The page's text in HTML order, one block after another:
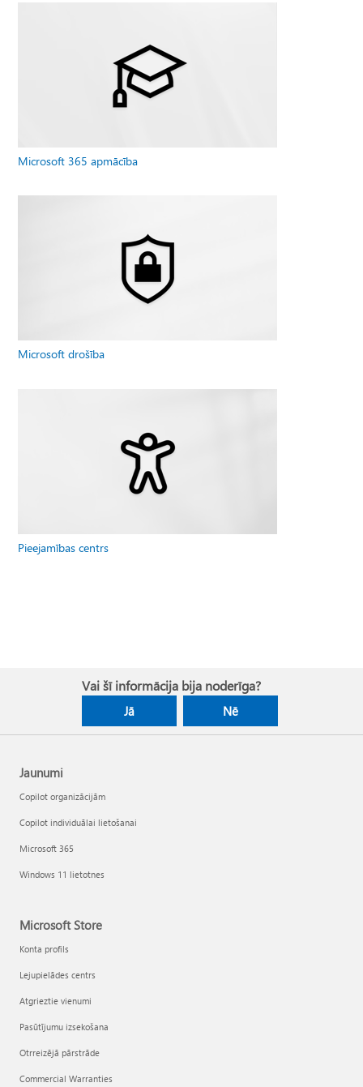
Microsoft 365 apmācība
Microsoft drošība
Pieejamības centrs
Vai šī informācija bija noderīga?
Jā Nē
Jaunumi
Copilot organizācijām
Copilot individuālai lietošanai
Microsoft 365
Windows 11 lietotnes
Microsoft Store
Konta profils
Lejupielādes centrs
Atgrieztie vienumi
Pasūtījumu izsekošana
Otrreizējā pārstrāde
Commercial Warranties